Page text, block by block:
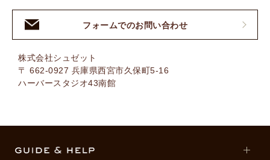
フォームでのお問い合わせ
株式会社シュゼット
〒 662-0927 兵庫県西宮市久保町5-16
ハーバースタジオ43南館